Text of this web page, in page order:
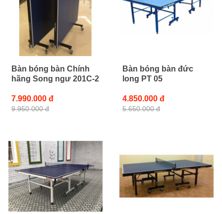
Bàn bóng bàn Chính
hãng Song ngư 201C-2
7.990.000 đ
9.950.000 đ
Bàn bóng bàn đức
long PT 05
4.850.000 đ
5.650.000 đ